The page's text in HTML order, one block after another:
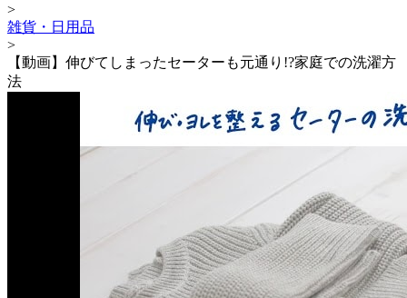
>
雑貨・日用品
>
【動画】伸びてしまったセーターも元通り!?家庭での洗濯方
法